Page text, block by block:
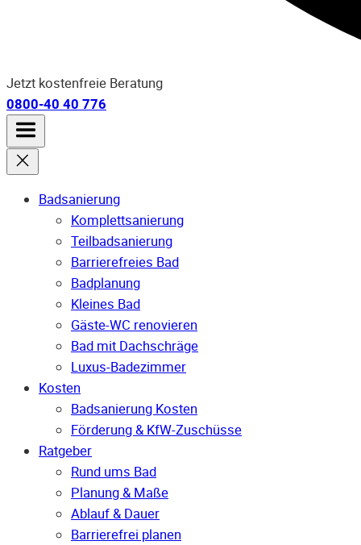
Jetzt kostenfreie Beratung
0800-40 40 776
Badsanierung
Komplettsanierung
Teilbadsanierung
Barrierefreies Bad
Badplanung
Kleines Bad
Gäste-WC renovieren
Bad mit Dachschräge
Luxus-Badezimmer
Kosten
Badsanierung Kosten
Förderung & KfW-Zuschüsse
Ratgeber
Rund ums Bad
Planung & Maße
Ablauf & Dauer
Barrierefrei planen